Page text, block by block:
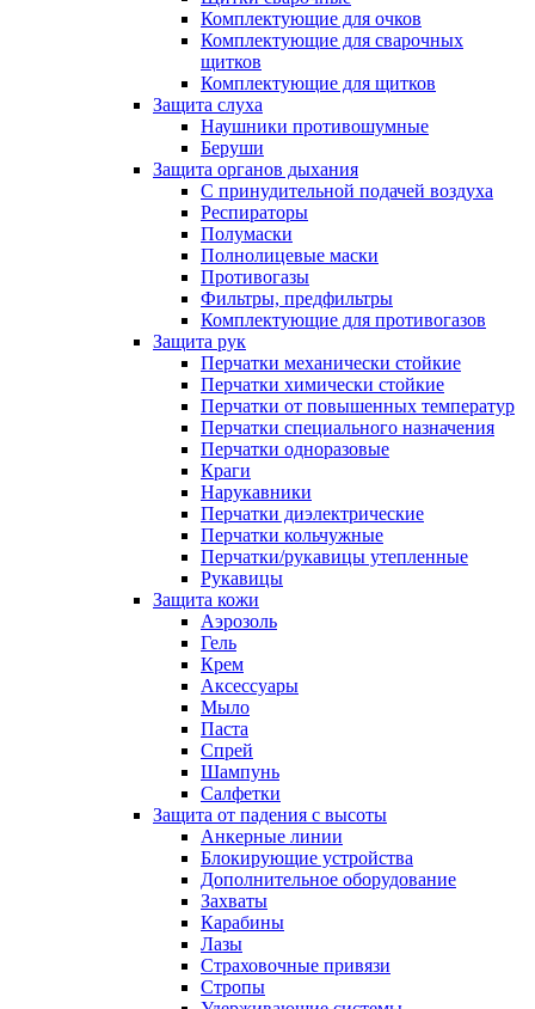
Комплектующие для очков
Комплектующие для сварочных
щитков
Комплектующие для щитков
Защита слуха
Наушники противошумные
Беруши
Защита органов дыхания
С принудительной подачей воздуха
Респираторы
Полумаски
Полнолицевые маски
Противогазы
Фильтры, предфильтры
Комплектующие для противогазов
Защита рук
Перчатки механически стойкие
Перчатки химически стойкие
Перчатки от повышенных температур
Перчатки специального назначения
Перчатки одноразовые
Краги
Нарукавники
Перчатки диэлектрические
Перчатки кольчужные
Перчатки/рукавицы утепленные
Рукавицы
Защита кожи
Аэрозоль
Гель
Крем
Аксессуары
Мыло
Паста
Спрей
Шампунь
Салфетки
Защита от падения с высоты
Анкерные линии
Блокирующие устройства
Дополнительное оборудование
Захваты
Карабины
Лазы
Страховочные привязи
Стропы